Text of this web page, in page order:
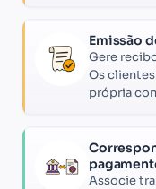
Emissão
Gere
Os
própria
Associe